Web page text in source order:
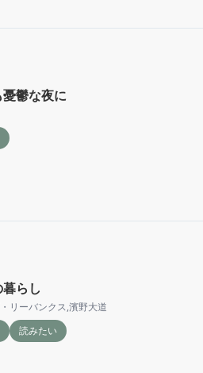
鬱な夜に
らし
リーバンクス,濱野大道
読みたい